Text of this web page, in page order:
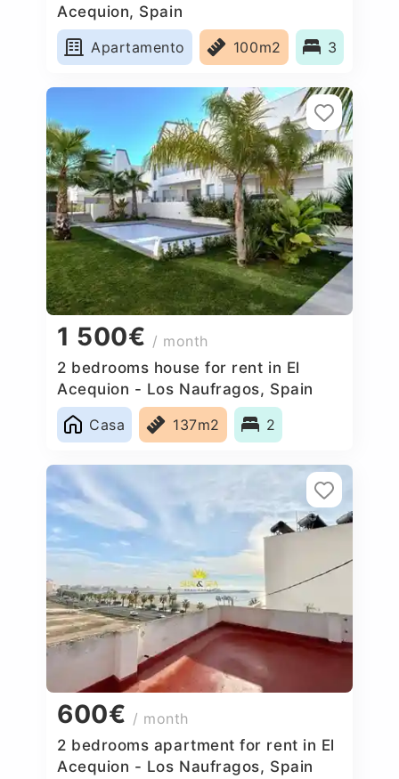
Acequion, Spain
Apartamento
100m2 3
1 500€ / month
2 bedrooms house for rent in El
Acequion - Los Naufragos, Spain
Casa
137m2 2
600€ / month
2 bedrooms apartment for rent in El
Acequion - Los Naufragos, Spain